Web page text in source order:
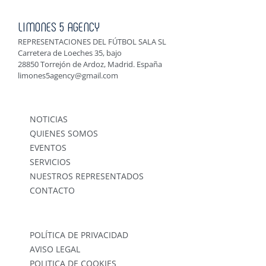
LIMONES 5 AGENCY
REPRESENTACIONES DEL FÚTBOL SALA SL
Carretera de Loeches 35, bajo
28850 Torrejón de Ardoz, Madrid. España
limones5agency@gmail.com
NOTICIAS
QUIENES SOMOS
EVENTOS
SERVICIOS
NUESTROS REPRESENTADOS
CONTACTO
POLÍTICA DE PRIVACIDAD
AVISO LEGAL
POLITICA DE COOKIES